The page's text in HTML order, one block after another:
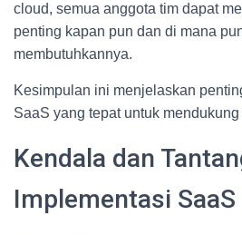
cloud, semua anggota tim dapat
penting kapan pun dan di mana
membutuhkannya.
Kesimpulan ini menjelaskan
SaaS yang tepat untuk
Kendala dan
Implementasi SaaS